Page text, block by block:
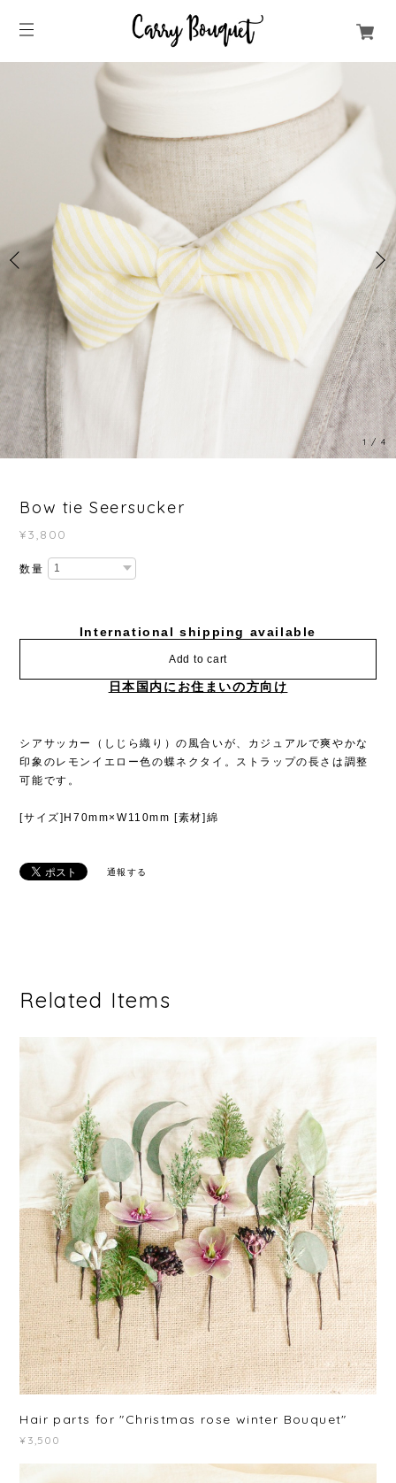
1/4
Bow tie Seersucker
¥3,800
数量
International shipping available
Add to cart
日本国内にお住まいの方向け
シアサッカー（しじら織り）の風合いが、カジュアルで爽やかな
印象のレモンイエロー色の蝶ネクタイ。ストラップの長さは調整
可能です。
[サイズ]H70mm×W110mm [素材]綿
通報する
Related Items
Hair parts for "Christmas rose winter Bouquet"
¥3,500